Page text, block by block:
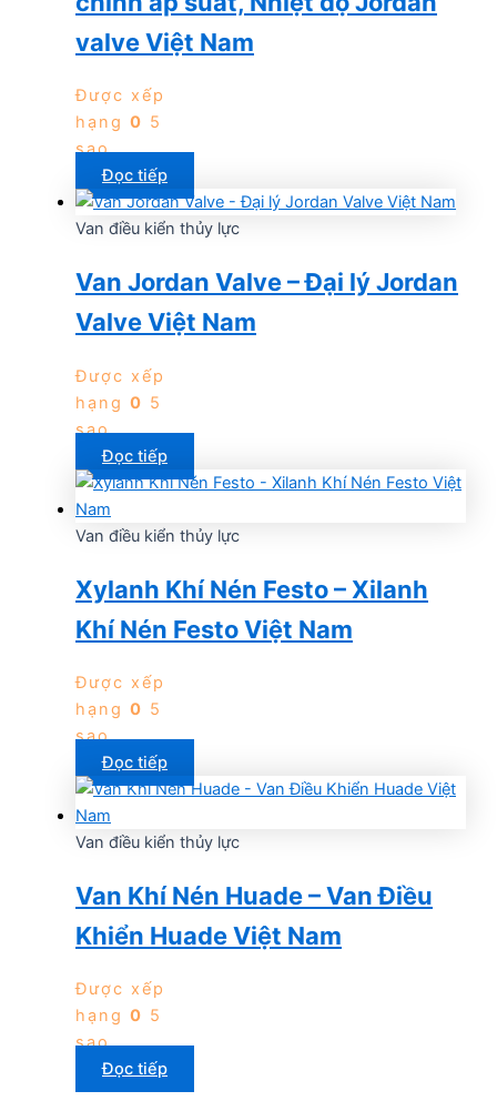
valve Việt Nam
Được xếp
hạng 0 5
sao
Đọc tiếp
Van điều kiển thủy lực
Van Jordan Valve – Đại lý Jordan
Valve Việt Nam
Được xếp
hạng 0 5
sao
Đọc tiếp
Van điều kiển thủy lực
Xylanh Khí Nén Festo – Xilanh
Khí Nén Festo Việt Nam
Được xếp
hạng 0 5
sao
Đọc tiếp
Van điều kiển thủy lực
Van Khí Nén Huade – Van Điều
Khiển Huade Việt Nam
Được xếp
hạng 0 5
sao
Đọc tiếp